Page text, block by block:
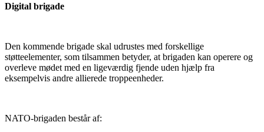
Digital brigade
Den kommende brigade skal udrustes med forskellige
støtteelementer, som tilsammen betyder, at brigaden kan operere og
overleve mødet med en ligeværdig fjende uden hjælp fra
eksempelvis andre allierede troppeenheder.
NATO-brigaden består af: